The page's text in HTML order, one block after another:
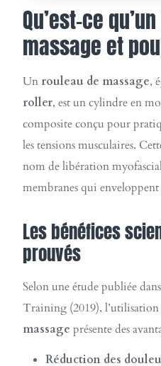
Qu’est-ce
massage et
Un rouleau de massage,
roller, est un cylindre en
composite conçu pour
les tensions musculaires.
nom de libération
membranes qui enveloppent
Les bénéfices
prouvés
Selon une étude publiée
Training (2019), l’utilisation
massage présente des
Réduction des